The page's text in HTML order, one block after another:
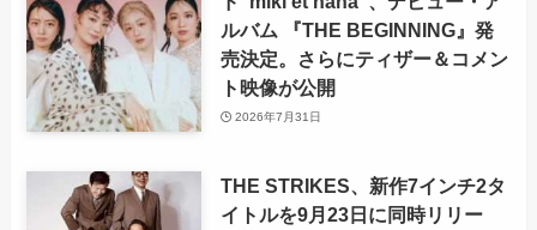
ルバム 『THE BEGINNING』発
売決定。さらにティザー＆コメン
ト映像が公開
2026年7月31日
THE STRIKES、新作7インチ2タ
イトルを9月23日に同時リリー